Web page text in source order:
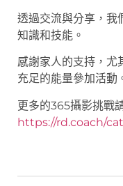
透過交流與分享，我
知識和技能。
感謝家人的支持，尤
充足的能量參加活動
更多的365攝影挑戰
https://rd.coach/